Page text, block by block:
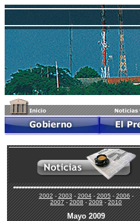
2002-2003-2004-2005-2006-
2007-2008-2009-2010
Mayo 2009